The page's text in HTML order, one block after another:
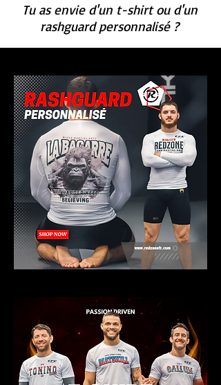
Tu as envie d'un t-shirt ou d'un
rashguard personnalisé ?